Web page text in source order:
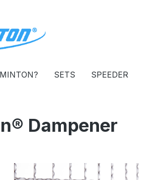
SETS SPEEDER
Dampener